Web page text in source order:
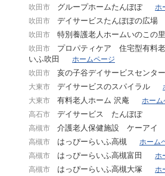
吹田市
グループホームたんぽぽ
ホ
吹田市
デイサービスたんぽぽの広場
吹田市
特別養護老人ホームいのこの
吹田市
プロパティケア 住宅型有料
いふ吹田
ホームページ
吹田市
亥の子谷デイサービスセンター
大東市 デイサービスのスパイラル
大東市
有料老人ホーム 沢庵
ホーム
高石市
デイサービス たんぽぽ
高槻市 介護老人保健施設 ケーアイ
高槻市
はっぴーらいふ高槻
ホーム
高槻市
はっぴーらいふ高槻富田
ホ
高槻市
はっぴーらいふ高槻大塚
ホ